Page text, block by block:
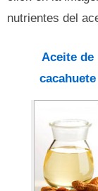
nutrientes del
Aceite de
cacahuete